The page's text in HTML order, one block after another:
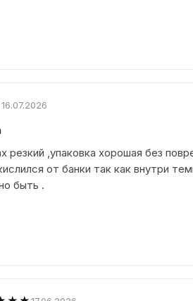
16.07.2026
резкий ,упаковка хорошая без
от банки так как внутри
быть .